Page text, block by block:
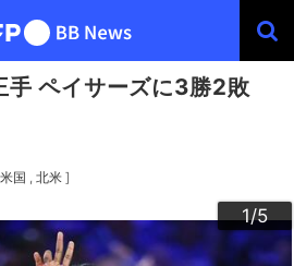
手 ペイサーズに3勝2敗
米国 北米 ]
1/5
2/5
3/5
4/5
5/5